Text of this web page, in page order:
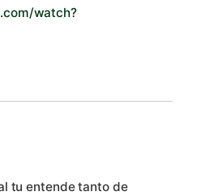
watch?
tu entende tanto de